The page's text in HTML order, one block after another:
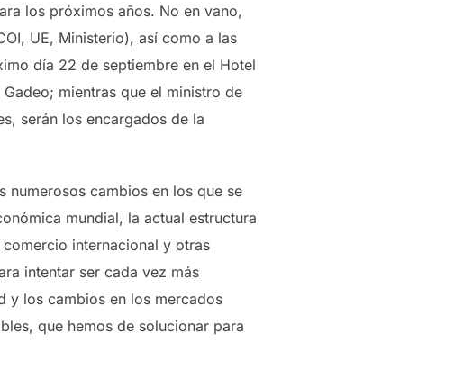
los próximos años. No en vano,
UE, Ministerio), así como a las
día 22 de septiembre en el Hotel
mientras que el ministro de
serán los encargados de la
cambios en los que se
mundial, la actual estructura
internacional y otras
intentar ser cada vez más
y los cambios en los mercados
que hemos de solucionar para